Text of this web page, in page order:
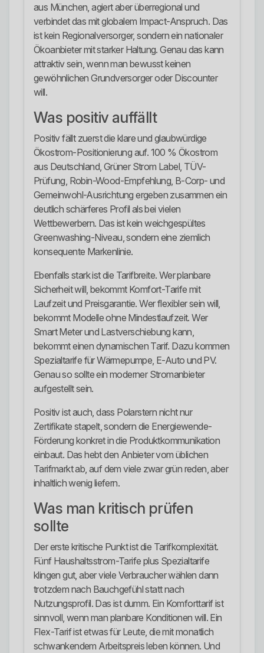
aus München, agiert aber überregional und
verbindet das mit globalem Impact-Anspruch. Das
ist kein Regionalversorger, sondern ein nationaler
Ökoanbieter mit starker Haltung. Genau das kann
attraktiv sein, wenn man bewusst keinen
gewöhnlichen Grundversorger oder Discounter
will.
Was positiv auffällt
Positiv fällt zuerst die klare und glaubwürdige
Ökostrom-Positionierung auf. 100 % Ökostrom
aus Deutschland, Grüner Strom Label, TÜV-
Prüfung, Robin-Wood-Empfehlung, B-Corp- und
Gemeinwohl-Ausrichtung ergeben zusammen ein
deutlich schärferes Profil als bei vielen
Wettbewerbern. Das ist kein weichgespültes
Greenwashing-Niveau, sondern eine ziemlich
konsequente Markenlinie.
Ebenfalls stark ist die Tarifbreite. Wer planbare
Sicherheit will, bekommt Komfort-Tarife mit
Laufzeit und Preisgarantie. Wer flexibler sein will,
bekommt Modelle ohne Mindestlaufzeit. Wer
Smart Meter und Lastverschiebung kann,
bekommt einen dynamischen Tarif. Dazu kommen
Spezialtarife für Wärmepumpe, E-Auto und PV.
Genau so sollte ein moderner Stromanbieter
aufgestellt sein.
Positiv ist auch, dass Polarstern nicht nur
Zertifikate stapelt, sondern die Energiewende-
Förderung konkret in die Produktkommunikation
einbaut. Das hebt den Anbieter vom üblichen
Tarifmarkt ab, auf dem viele zwar grün reden, aber
inhaltlich wenig liefern.
Was man kritisch prüfen
sollte
Der erste kritische Punkt ist die Tarifkomplexität.
Fünf Haushaltsstrom-Tarife plus Spezialtarife
klingen gut, aber viele Verbraucher wählen dann
trotzdem nach Bauchgefühl statt nach
Nutzungsprofil. Das ist dumm. Ein Komforttarif ist
sinnvoll, wenn man planbare Konditionen will. Ein
Flex-Tarif ist etwas für Leute, die mit monatlich
schwankendem Arbeitspreis leben können. Und